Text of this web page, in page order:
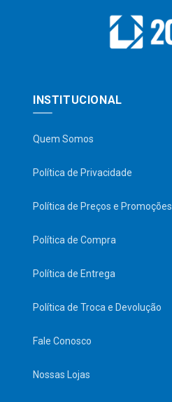
INSTITUCIONAL
Quem Somos
Política de Privacidade
Política de Preços e Promoções
Política de Compra
Política de Entrega
Política de Troca e Devolução
Fale Conosco
Nossas Lojas